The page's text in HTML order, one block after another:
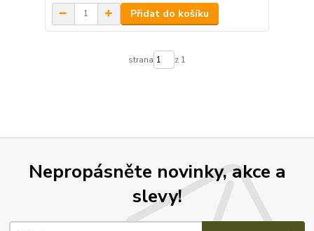
Přidat do košíku
strana z 1
Nepropásněte novinky, akce a
slevy!